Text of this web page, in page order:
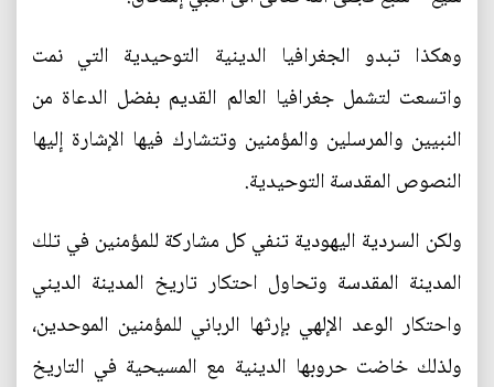
وهكذا تبدو الجغرافيا الدينية التوحيدية التي نمت
واتسعت لتشمل جغرافيا العالم القديم بفضل الدعاة من
النبيين والمرسلين والمؤمنين وتتشارك فيها الإشارة إليها
النصوص المقدسة التوحيدية.
ولكن السردية اليهودية تنفي كل مشاركة للمؤمنين في تلك
المدينة المقدسة وتحاول احتكار تاريخ المدينة الديني
واحتكار الوعد الإلهي بإرثها الرباني للمؤمنين الموحدين،
ولذلك خاضت حروبها الدينية مع المسيحية في التاريخ